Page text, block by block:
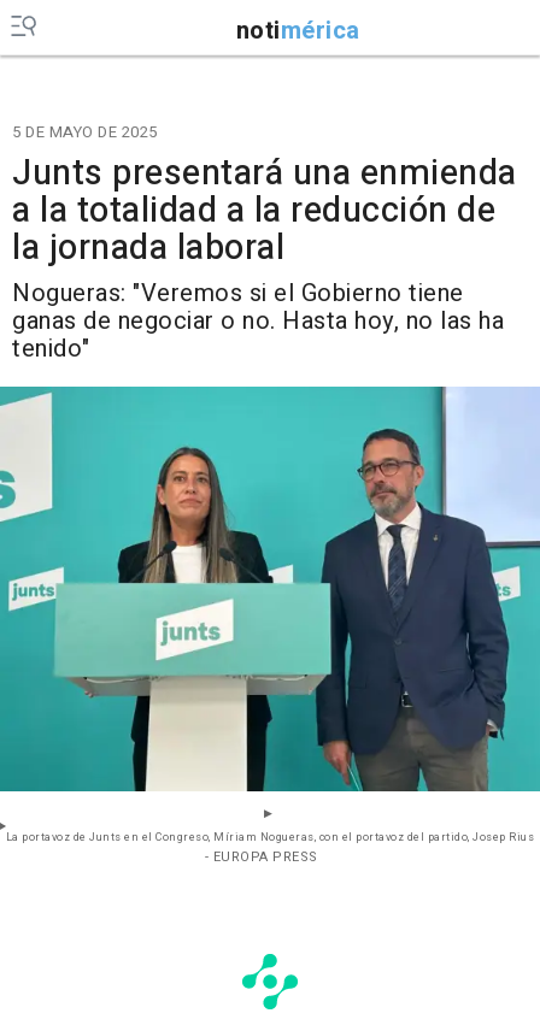
notimérica
5 DE MAYO DE 2025
Junts presentará una enmienda
a la totalidad a la reducción de
la jornada laboral
Nogueras: "Veremos si el Gobierno tiene
ganas de negociar o no. Hasta hoy, no las ha
tenido"
La portavoz de Junts en el Congreso, Míriam Nogueras, con el portavoz del partido, Josep Rius
- EUROPA PRESS